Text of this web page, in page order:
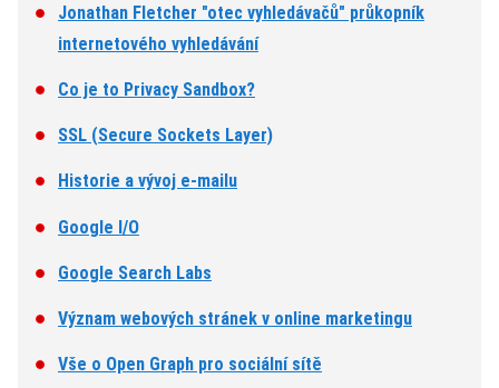
Jonathan Fletcher "otec vyhledávačů" průkopník
internetového vyhledávání
Co je to Privacy Sandbox?
SSL (Secure Sockets Layer)
Historie a vývoj e-mailu
Google I/O
Google Search Labs
Význam webových stránek v online marketingu
Vše o Open Graph pro sociální sítě